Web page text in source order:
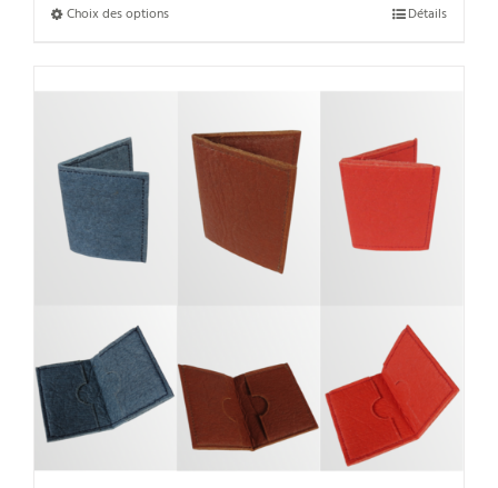
Choix des options Détails